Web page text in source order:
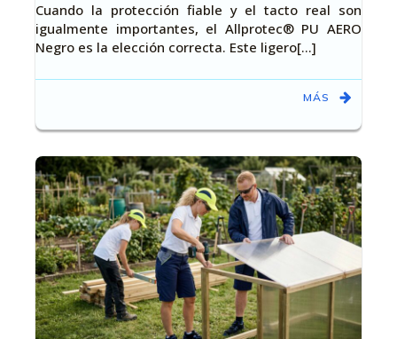
Cuando la protección fiable y el tacto real son
igualmente importantes, el Allprotec® PU AERO
Negro es la elección correcta. Este ligero[…]
MÁS